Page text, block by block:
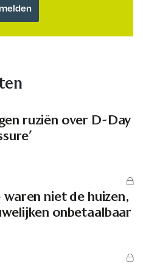
ruziën over D-Day
waren niet de huizen,
onbetaalbaar